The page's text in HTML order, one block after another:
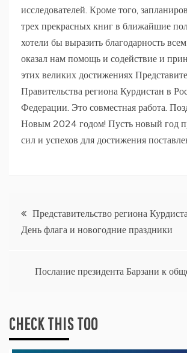
исследователей. Кроме того,
трех прекрасных книг в ближайшие
хотели бы выразить благодарность
оказал нам помощь и содействие и
этих великих достижениях
Правительства региона Курдистан в
Федерации. Это совместная работа.
Новым 2024 годом! Пусть новый год
сил и успехов для достижения
Навигация
по
записям
Представительство региона
День флага и новогодние праздники
Послание президента Барзани к
CHECK THIS TOO